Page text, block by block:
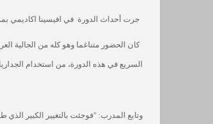
جرت أحداث الدورة في افيسينا اكاديمي
كان الحضور متناغما وهو كله من الجالية
السريع في هذه الدورة، من استخدام
وتابع المدرب: "فوجئت بالتغيير الكبير الذي